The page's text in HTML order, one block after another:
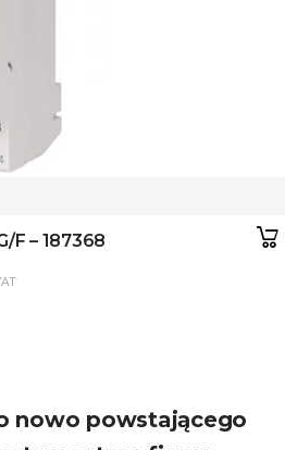
F – 187368
nowo powstającego